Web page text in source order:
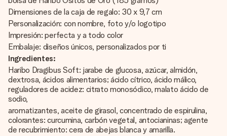
Dimensiones de la caja de regalo: 30 x 9,7 cm
Personalización: con nombre, foto y/o logotipo
Impresión: perfecta y a todo color
Embalaje: diseños únicos, personalizados por ti
Ingredientes:
Haribo Dragibus Soft: jarabe de glucosa, azúcar, almidón,
dextrosa, ácidos alimentarios; ácido cítrico, ácido málico,
reguladores de acidez: citrato monosódico, malato ácido de
sodio,
aromatizantes, aceite de girasol, concentrado de espirulina,
colorantes: curcumina, carbón vegetal, antocianinas; agente
de recubrimiento: cera de abejas blanca y amarilla.